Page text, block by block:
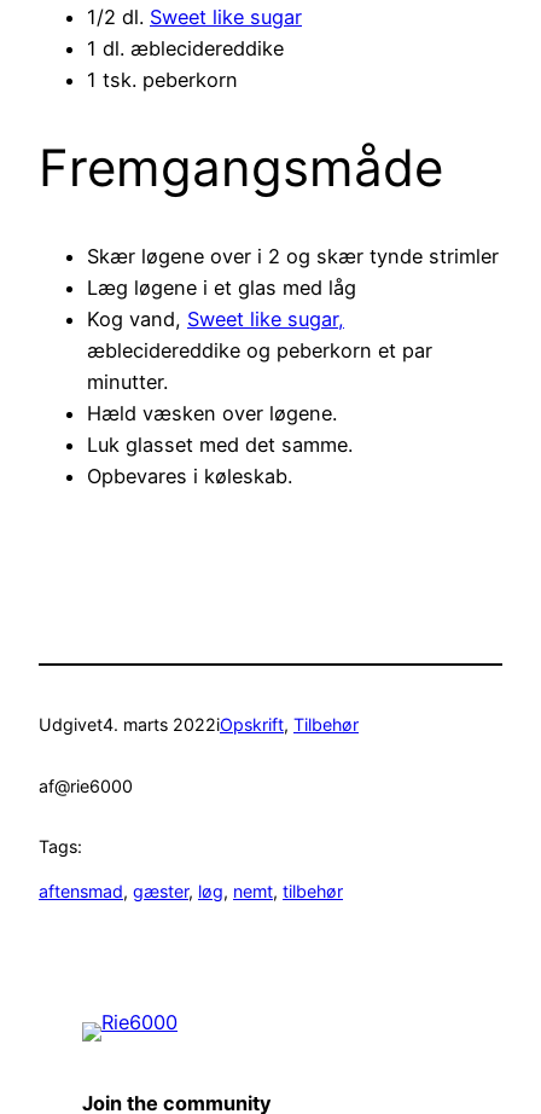
1/2 dl. Sweet like sugar
1 dl. æblecidereddike
1 tsk. peberkorn
Fremgangsmåde
Skær løgene over i 2 og skær tynde strimler
Læg løgene i et glas med låg
Kog vand, Sweet like sugar,
æblecidereddike og peberkorn et par
minutter.
Hæld væsken over løgene.
Luk glasset med det samme.
Opbevares i køleskab.
Udgivet4. marts 2022iOpskrift, Tilbehør
af@rie6000
Tags:
aftensmad, gæster, løg, nemt, tilbehør
Join the community